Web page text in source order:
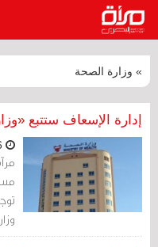
» وزارة الصحة
إدارة الإسعاف ستتبع